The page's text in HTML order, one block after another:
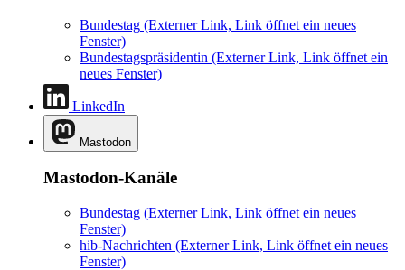
Bundestag (Externer Link, Link öffnet ein neues
Fenster)
Bundestagspräsidentin (Externer Link, Link öffnet ein
neues Fenster)
LinkedIn
Mastodon
Mastodon-Kanäle
Bundestag (Externer Link, Link öffnet ein neues
Fenster)
hib-Nachrichten (Externer Link, Link öffnet ein neues
Fenster)